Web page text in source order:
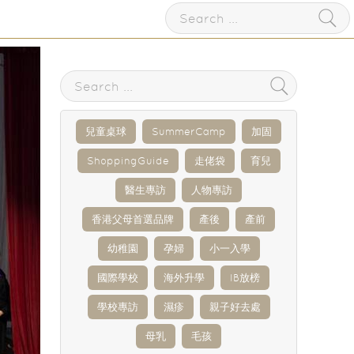
兒童桌球 SummerCamp 加固
ShoppingGuide 走佬袋 育兒
醫生專訪 人物專訪
香港父母首選品牌 產後 產前
幼稚園 孕婦 小一入學
國際學校 海外升學 IB放榜
學校專訪 濕疹 親子好去處
母乳 毛孩